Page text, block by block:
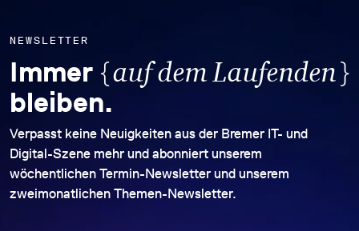
NEWSLETTER
Immer {auf dem Laufenden}
bleiben.
Verpasst keine Neuigkeiten aus der Bremer IT- und
Digital-Szene mehr und abonniert unserem
wöchentlichen Termin-Newsletter und unserem
zweimonatlichen Themen-Newsletter.